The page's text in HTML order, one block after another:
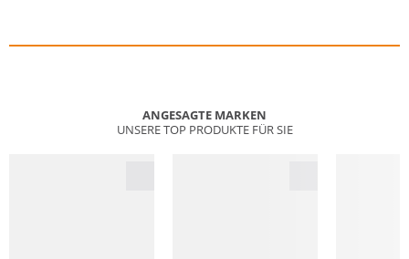
ANGESAGTE MARKEN
UNSERE TOP PRODUKTE FÜR SIE